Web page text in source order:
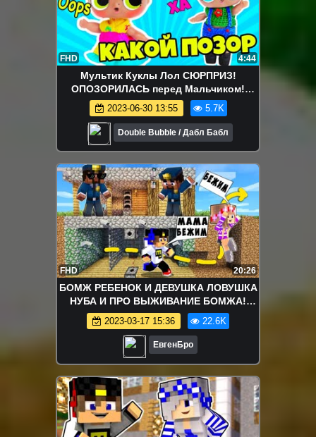
FHD 4:44
Мультик Куклы Лол СЮРПРИЗ!
ОПОЗОРИЛАСЬ перед Мальчиком!
DECODER LOL SURPRISE Видео для
детей
2023-06-30 13:55 5.7K
Double Bubble / Дабл Бабл
FHD 20:26
БОМЖ РЕБЕНОК И ДЕВУШКА ЛОВУШКА
НУБА И ПРО ВЫЖИВАНИЕ БОМЖА!
МАЙНКРАФТ В РЕАЛЬНОЙ ЖИЗНИ
ВИДЕО ТРОЛЛИНГ
2023-03-17 15:36 22.6K
ЕвгенБро